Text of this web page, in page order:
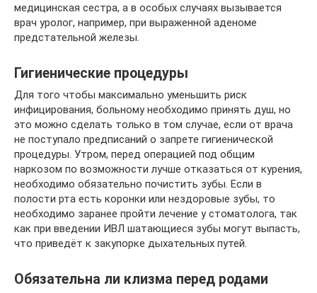
медицинская сестра, а в особых случаях вызывается
врач уролог, например, при выраженной аденоме
предстательной железы.
Гигиенические процедуры
Для того чтобы максимально уменьшить риск
инфицирования, больному необходимо принять душ, но
это можно сделать только в том случае, если от врача
не поступало предписаний о запрете гигиенической
процедуры. Утром, перед операцией под общим
наркозом по возможности лучше отказаться от курения,
необходимо обязательно почистить зубы. Если в
полости рта есть коронки или нездоровые зубы, то
необходимо заранее пройти лечение у стоматолога, так
как при введении ИВЛ шатающиеся зубы могут выпасть,
что приведёт к закупорке дыхательных путей.
Обязательна ли клизма перед родами